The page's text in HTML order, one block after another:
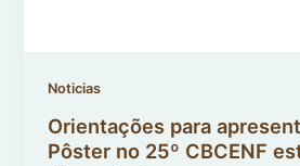
Noticias
Orientações para
Pôster no 25º CBCENF